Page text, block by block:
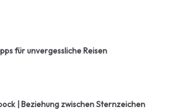
für unvergessliche Reisen
| Beziehung zwischen Sternzeichen